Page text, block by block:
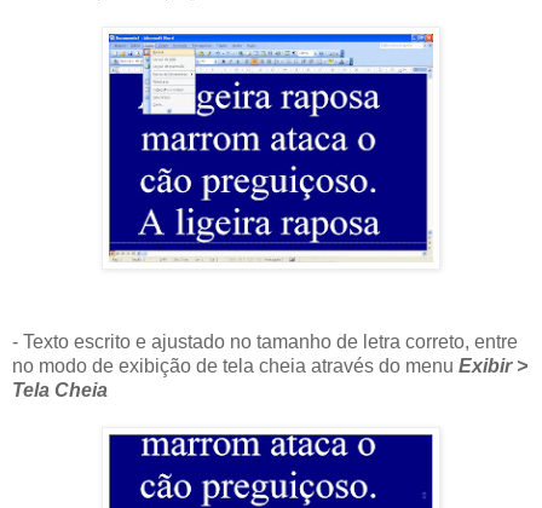
- Texto escrito e ajustado no tamanho de letra correto, entre
no modo de exibição de tela cheia através do menu Exibir >
Tela Cheia